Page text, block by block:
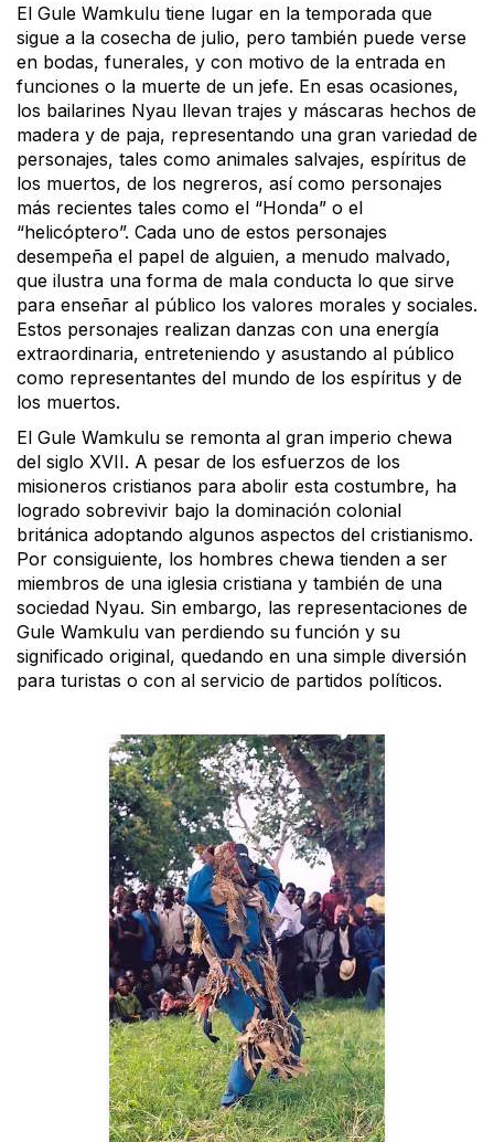
El Gule Wamkulu tiene lugar en la temporada que
sigue a la cosecha de julio, pero también puede verse
en bodas, funerales, y con motivo de la entrada en
funciones o la muerte de un jefe. En esas ocasiones,
los bailarines Nyau llevan trajes y máscaras hechos de
madera y de paja, representando una gran variedad de
personajes, tales como animales salvajes, espíritus de
los muertos, de los negreros, así como personajes
más recientes tales como el “Honda” o el
“helicóptero”. Cada uno de estos personajes
desempeña el papel de alguien, a menudo malvado,
que ilustra una forma de mala conducta lo que sirve
para enseñar al público los valores morales y sociales.
Estos personajes realizan danzas con una energía
extraordinaria, entreteniendo y asustando al público
como representantes del mundo de los espíritus y de
los muertos.
El Gule Wamkulu se remonta al gran imperio chewa
del siglo XVII. A pesar de los esfuerzos de los
misioneros cristianos para abolir esta costumbre, ha
logrado sobrevivir bajo la dominación colonial
británica adoptando algunos aspectos del cristianismo.
Por consiguiente, los hombres chewa tienden a ser
miembros de una iglesia cristiana y también de una
sociedad Nyau. Sin embargo, las representaciones de
Gule Wamkulu van perdiendo su función y su
significado original, quedando en una simple diversión
para turistas o con al servicio de partidos políticos.